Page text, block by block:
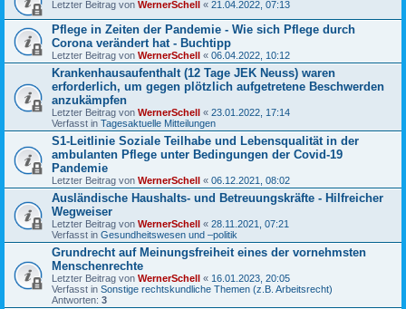
Letzter Beitrag von WernerSchell « 21.04.2022, 07:13
Pflege in Zeiten der Pandemie - Wie sich Pflege durch
Corona verändert hat - Buchtipp
Letzter Beitrag von WernerSchell « 06.04.2022, 10:12
Krankenhausaufenthalt (12 Tage JEK Neuss) waren
erforderlich, um gegen plötzlich aufgetretene Beschwerden
anzukämpfen
Letzter Beitrag von WernerSchell « 23.01.2022, 17:14
Verfasst in Tagesaktuelle Mitteilungen
S1-Leitlinie Soziale Teilhabe und Lebensqualität in der
ambulanten Pflege unter Bedingungen der Covid-19
Pandemie
Letzter Beitrag von WernerSchell « 06.12.2021, 08:02
Ausländische Haushalts- und Betreuungskräfte - Hilfreicher
Wegweiser
Letzter Beitrag von WernerSchell « 28.11.2021, 07:21
Verfasst in Gesundheitswesen und –politik
Grundrecht auf Meinungsfreiheit eines der vornehmsten
Menschenrechte
Letzter Beitrag von WernerSchell « 16.01.2023, 20:05
Verfasst in Sonstige rechtskundliche Themen (z.B. Arbeitsrecht)
Antworten: 3